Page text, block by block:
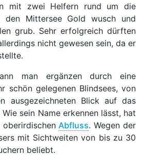
mit zwei Helfern rund um die
den Mittersee Gold wusch und
grub. Sehr erfolgreich dürften
nicht gewesen sein, da er
man ergänzen durch eine
schön gelegenen Blindsees, von
ausgezeichneten Blick auf das
sein Name erkennen lässt, hat
Abfluss. Wegen der
mit Sichtweiten von bis zu 30
beliebt.